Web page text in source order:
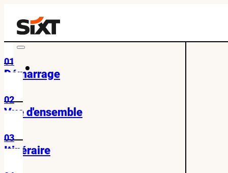
01
Démarrage
02
Vue d'ensemble
03
Itinéraire